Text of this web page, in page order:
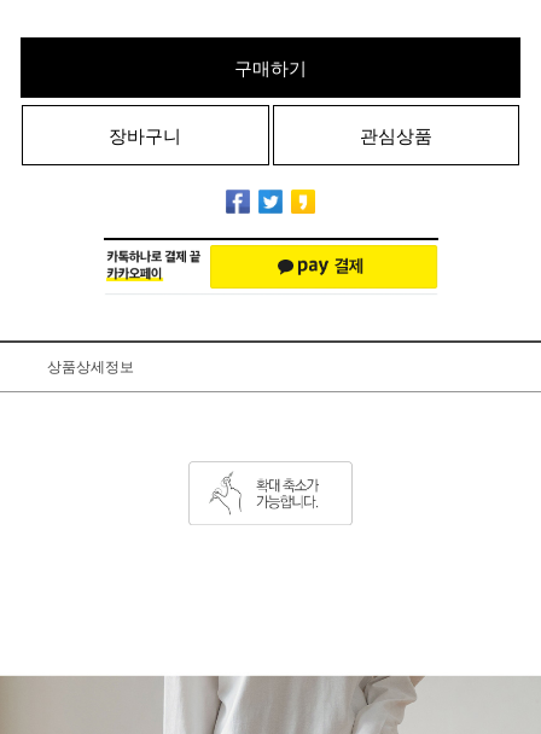
구매하기
장바구니 관심상품
상품상세정보